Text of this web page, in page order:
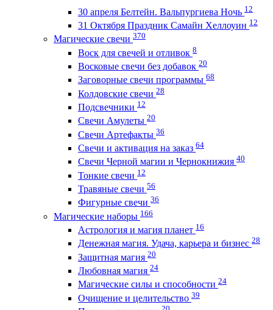
30 апреля Белтейн. Вальпургиева Ночь 12
31 Октября Праздник Самайн Хеллоуин 12
Магические свечи 370
Воск для свечей и отливок 8
Восковые свечи без добавок 20
Заговорные свечи программы 68
Колдовские свечи 28
Подсвечники 12
Свечи Амулеты 20
Свечи Артефакты 36
Свечи и активация на заказ 64
Свечи Черной магии и Чернокнижия 40
Тонкие свечи 12
Травяные свечи 56
Фигурные свечи 36
Магические наборы 166
Астрология и магия планет 16
Денежная магия. Удача, карьера и бизнес 28
Защитная магия 20
Любовная магия 24
Магические силы и способности 24
Очищение и целительство 39